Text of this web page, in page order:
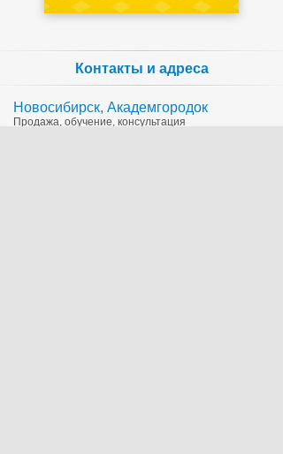
Контакты и адреса
Новосибирск, Академгородок
Продажа, обучение, консультация